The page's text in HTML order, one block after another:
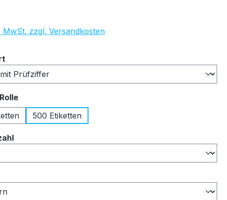
MwSt. zzgl. Versandkosten
auswählen
500 Etiketten
auswählen